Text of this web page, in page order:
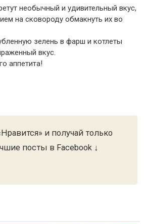
необычный и удивительный вкус,
на сковороду обмакнуть их во
зелень в фарш и котлеты
вкус.
аппетита!
и получай только
посты в Facebook ↓